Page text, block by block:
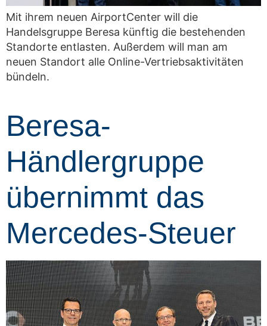
Mit ihrem neuen AirportCenter will die
Handelsgruppe Beresa künftig die bestehenden
Standorte entlasten. Außerdem will man am
neuen Standort alle Online-Vertriebsaktivitäten
bündeln.
Beresa-
Händlergruppe
übernimmt das
Mercedes-Steuer